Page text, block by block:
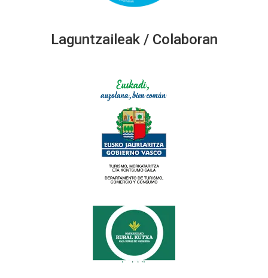
Laguntzaileak / Colaboran